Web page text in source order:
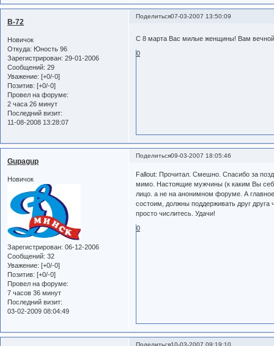
Поделиться07-03-2007 13:50:09
B-72
Новичок
Откуда: Юность 96
Зарегистрирован: 29-01-2006
Сообщений: 29
Уважение: [+0/-0]
Позитив: [+0/-0]
Провел на форуме:
2 часа 26 минут
Последний визит:
11-08-2008 13:28:07
С 8 марта Вас милые женщины! Вам вечной
0
Поделиться09-03-2007 18:05:46
Gupagup
Новичок
Зарегистрирован: 06-12-2006
Сообщений: 32
Уважение: [+0/-0]
Позитив: [+0/-0]
Провел на форуме:
7 часов 36 минут
Последний визит:
03-02-2009 08:04:49
Fallout: Прочитал. Смешно. Спасибо за
мимо. Настоящие мужчины (к каким Вы
лицо. а не на анонимном форуме. А
состоим, должны поддерживать друг
просто числитесь. Удачи!
0